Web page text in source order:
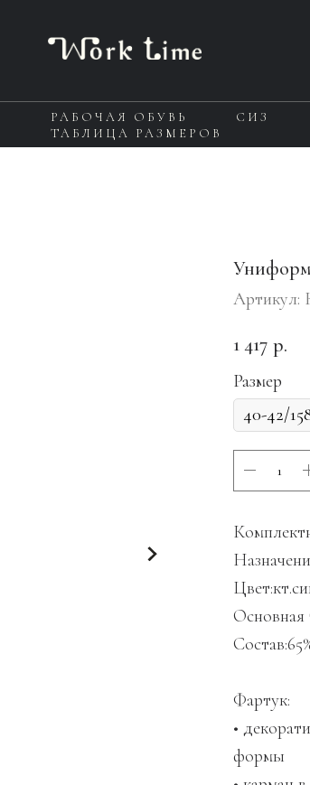
РАБОЧАЯ ОБУВЬ СИЗ
ТАБЛИЦА РАЗМЕРОВ
Артикул:
1 417 р.
Размер
Основная
Фартук:
•
формы